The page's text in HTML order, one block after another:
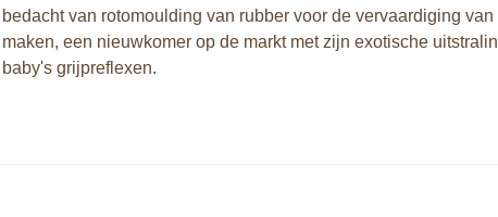
bedacht van rotomoulding van rubber voor de vervaardiging
maken, een nieuwkomer op de markt met zijn exotische
baby's grijpreflexen.